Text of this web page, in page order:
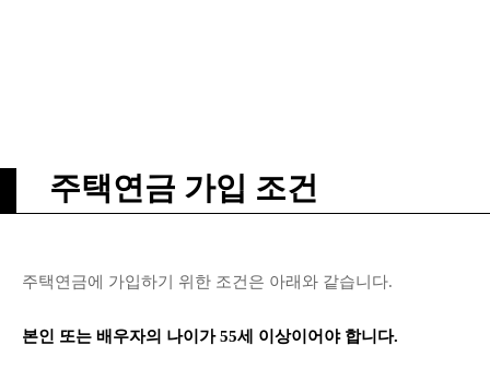
주택연금 가입 조건
주택연금에 가입하기 위한 조건은 아래와 같습니다.
본인 또는 배우자의 나이가 55세 이상이어야 합니다.